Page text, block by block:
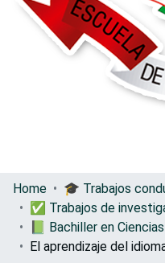
Communities & Collections
All of DSpace
Statistics
Home